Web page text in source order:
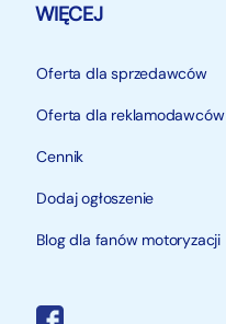
WIĘCEJ
Oferta dla sprzedawców
Oferta dla reklamodawców
Cennik
Dodaj ogłoszenie
Blog dla fanów motoryzacji